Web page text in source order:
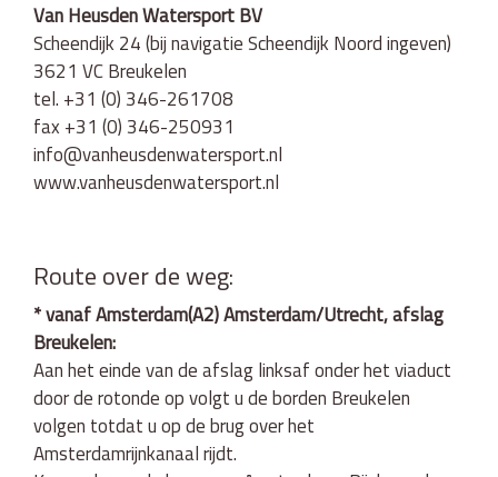
Van Heusden Watersport BV
Scheendijk 24 (bij navigatie Scheendijk Noord ingeven)
3621 VC Breukelen
tel. +31 (0) 346-261708
fax +31 (0) 346-250931
info@vanheusdenwatersport.nl
www.vanheusdenwatersport.nl
Route over de weg:
* vanaf Amsterdam(A2) Amsterdam/Utrecht, afslag
Breukelen:
Aan het einde van de afslag linksaf onder het viaduct
door de rotonde op volgt u de borden Breukelen
volgen totdat u op de brug over het
Amsterdamrijnkanaal rijdt.